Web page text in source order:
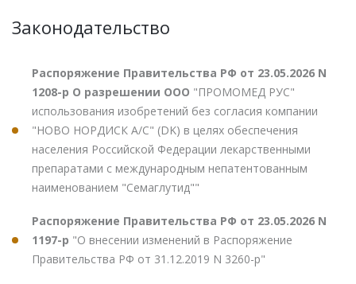
Законодательство
Распоряжение Правительства РФ от 23.05.2026 N
1208-р О разрешении ООО "ПРОМОМЕД РУС"
использования изобретений без согласия компании
"НОВО НОРДИСК А/С" (DK) в целях обеспечения
населения Российской Федерации лекарственными
препаратами с международным непатентованным
наименованием "Семаглутид""
Распоряжение Правительства РФ от 23.05.2026 N
1197-р "О внесении изменений в Распоряжение
Правительства РФ от 31.12.2019 N 3260-р"